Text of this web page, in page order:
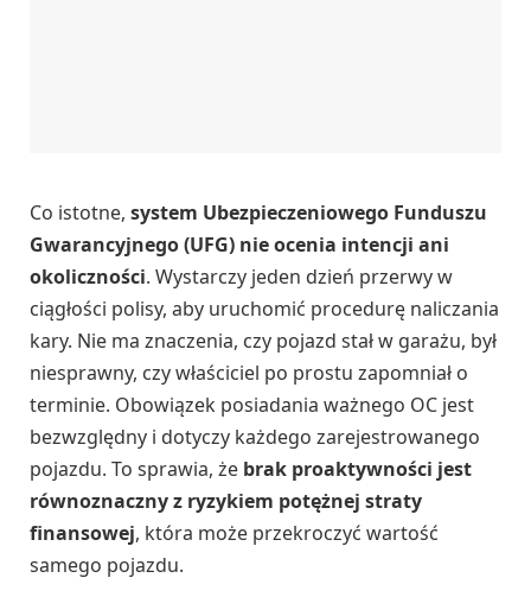
Co istotne, system Ubezpieczeniowego Funduszu
Gwarancyjnego (UFG) nie ocenia intencji ani
okoliczności. Wystarczy jeden dzień przerwy w
ciągłości polisy, aby uruchomić procedurę naliczania
kary. Nie ma znaczenia, czy pojazd stał w garażu, był
niesprawny, czy właściciel po prostu zapomniał o
terminie. Obowiązek posiadania ważnego OC jest
bezwzględny i dotyczy każdego zarejestrowanego
pojazdu. To sprawia, że brak proaktywności jest
równoznaczny z ryzykiem potężnej straty
finansowej, która może przekroczyć wartość
samego pojazdu.